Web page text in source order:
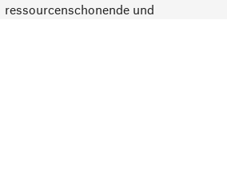
ressourcenschonende und